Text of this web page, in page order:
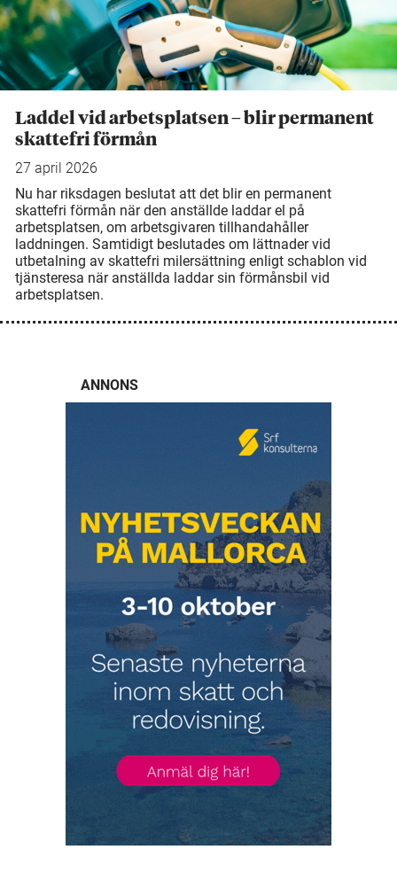
Laddel vid arbetsplatsen – blir permanent
skattefri förmån
27 april 2026
Nu har riksdagen beslutat att det blir en permanent
skattefri förmån när den anställde laddar el på
arbetsplatsen, om arbetsgivaren tillhandahåller
laddningen. Samtidigt beslutades om lättnader vid
utbetalning av skattefri milersättning enligt schablon vid
tjänsteresa när anställda laddar sin förmånsbil vid
arbetsplatsen.
ANNONS